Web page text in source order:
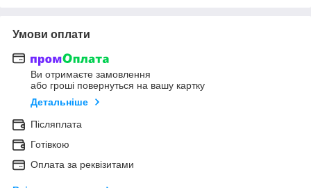
Умови оплати
Ви отримаєте замовлення
або гроші повернуться на вашу картку
Детальніше
Післяплата
Готівкою
Оплата за реквізитами